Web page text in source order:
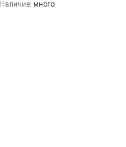
Наличие: много